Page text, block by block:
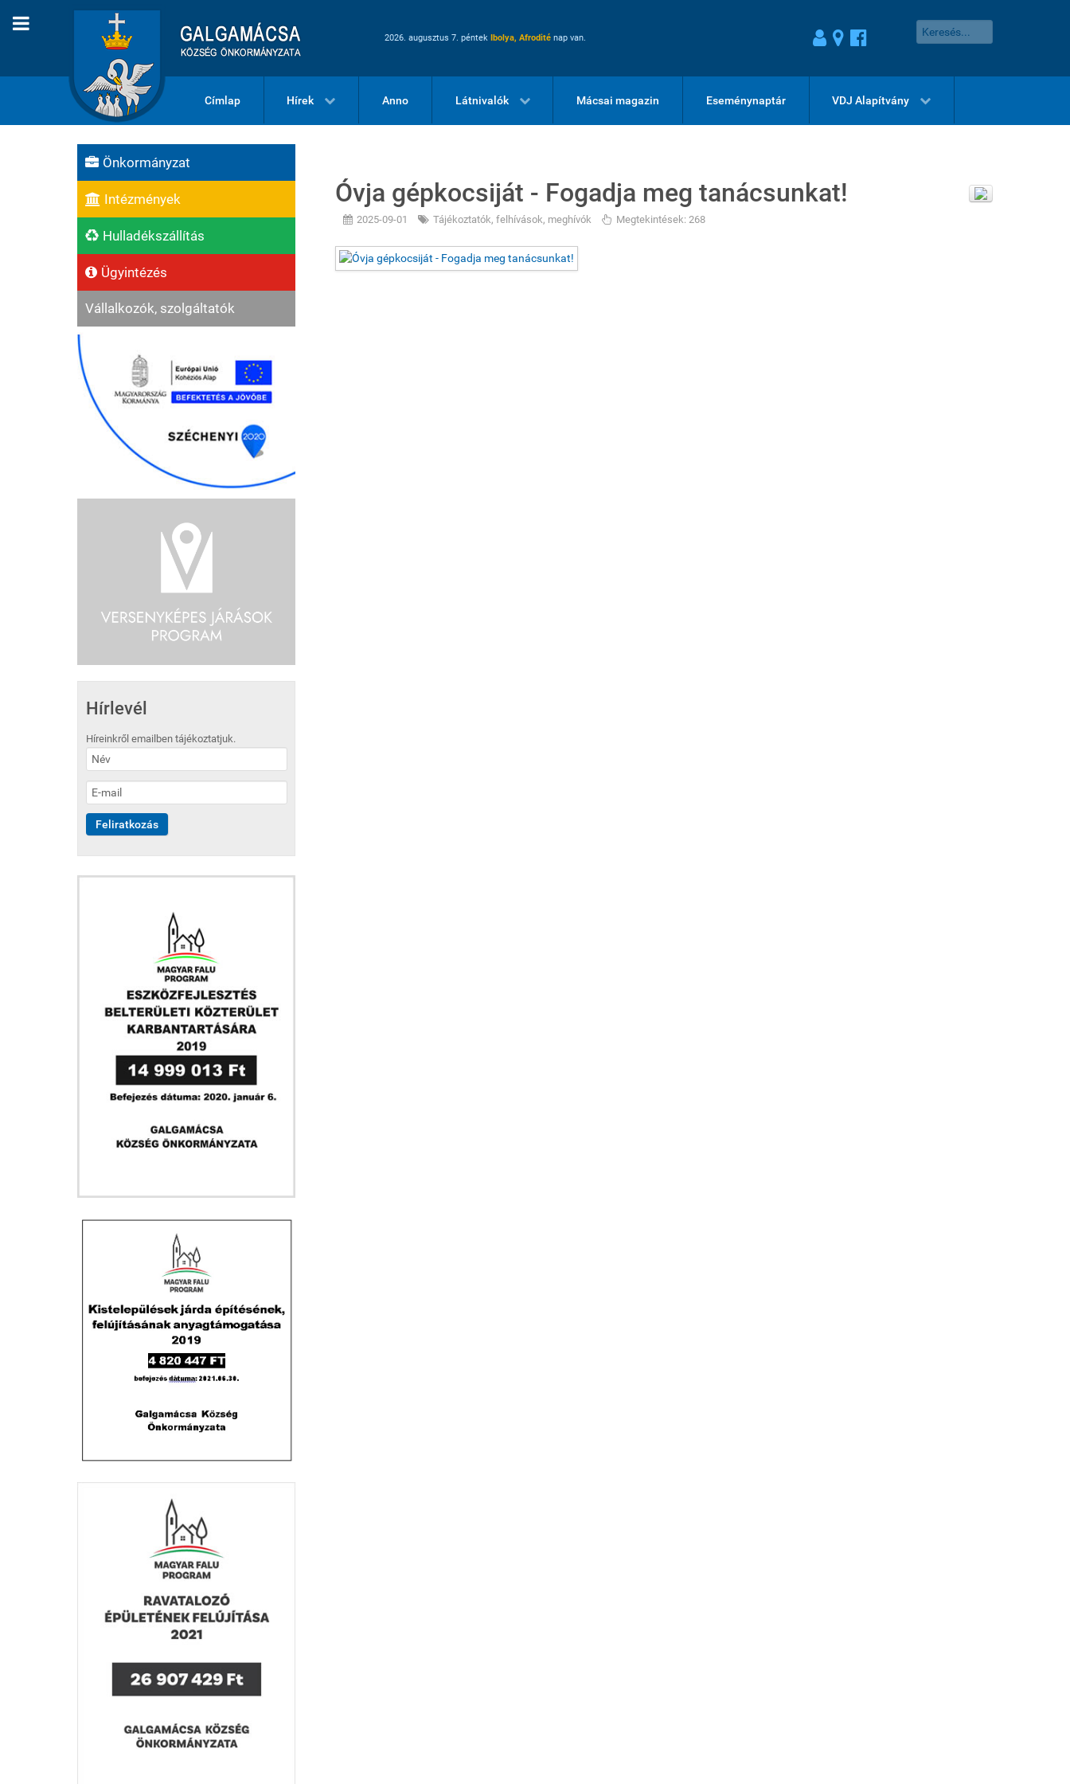
2026. augusztus 7. péntek Ibolya, Afrodité nap van.
Címlap Hírek Anno Látnivalók Mácsai magazin Eseménynaptár VDJ Alapítvány
Önkormányzat
Intézmények
Hulladékszállítás
Ügyintézés
Vállalkozók, szolgáltatók
Hírlevél
Híreinkről emailben tájékoztatjuk.
Óvja gépkocsiját - Fogadja meg tanácsunkat!
2025-09-01 Tájékoztatók, felhívások, meghívók Megtekintések: 268